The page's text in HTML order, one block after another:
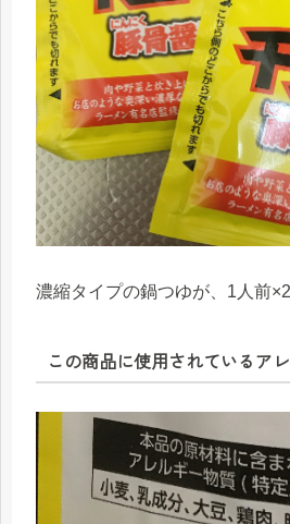
濃縮タイプの鍋つゆが、1人前
この商品に使用されているア